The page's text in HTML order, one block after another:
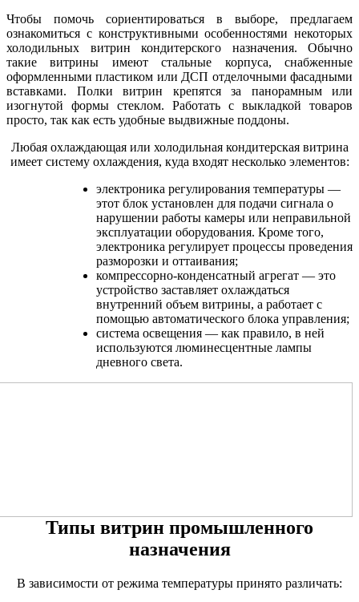
Чтобы помочь сориентироваться в выборе, предлагаем
ознакомиться с конструктивными особенностями некоторых
холодильных витрин кондитерского назначения. Обычно
такие витрины имеют стальные корпуса, снабженные
оформленными пластиком или ДСП отделочными фасадными
вставками. Полки витрин крепятся за панорамным или
изогнутой формы стеклом. Работать с выкладкой товаров
просто, так как есть удобные выдвижные поддоны.
Любая охлаждающая или холодильная кондитерская витрина
имеет систему охлаждения, куда входят несколько элементов:
электроника регулирования температуры —
этот блок установлен для подачи сигнала о
нарушении работы камеры или неправильной
эксплуатации оборудования. Кроме того,
электроника регулирует процессы проведения
разморозки и оттаивания;
компрессорно-конденсатный агрегат — это
устройство заставляет охлаждаться
внутренний объем витрины, а работает с
помощью автоматического блока управления;
система освещения — как правило, в ней
используются люминесцентные лампы
дневного света.
Типы витрин промышленного
назначения
В зависимости от режима температуры принято различать: